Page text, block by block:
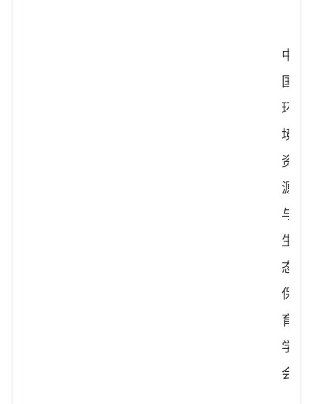
中
国
环
境
资
源
与
生
态
保
育
学
会